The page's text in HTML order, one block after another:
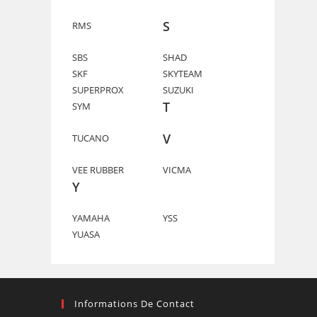
RMS S
SBS
SHAD
SKF
SKYTEAM
SUPERPROX
SUZUKI
SYM
T
TUCANO V
VEE RUBBER VICMA
Y
YAMAHA
YSS
YUASA
Informations De Contact